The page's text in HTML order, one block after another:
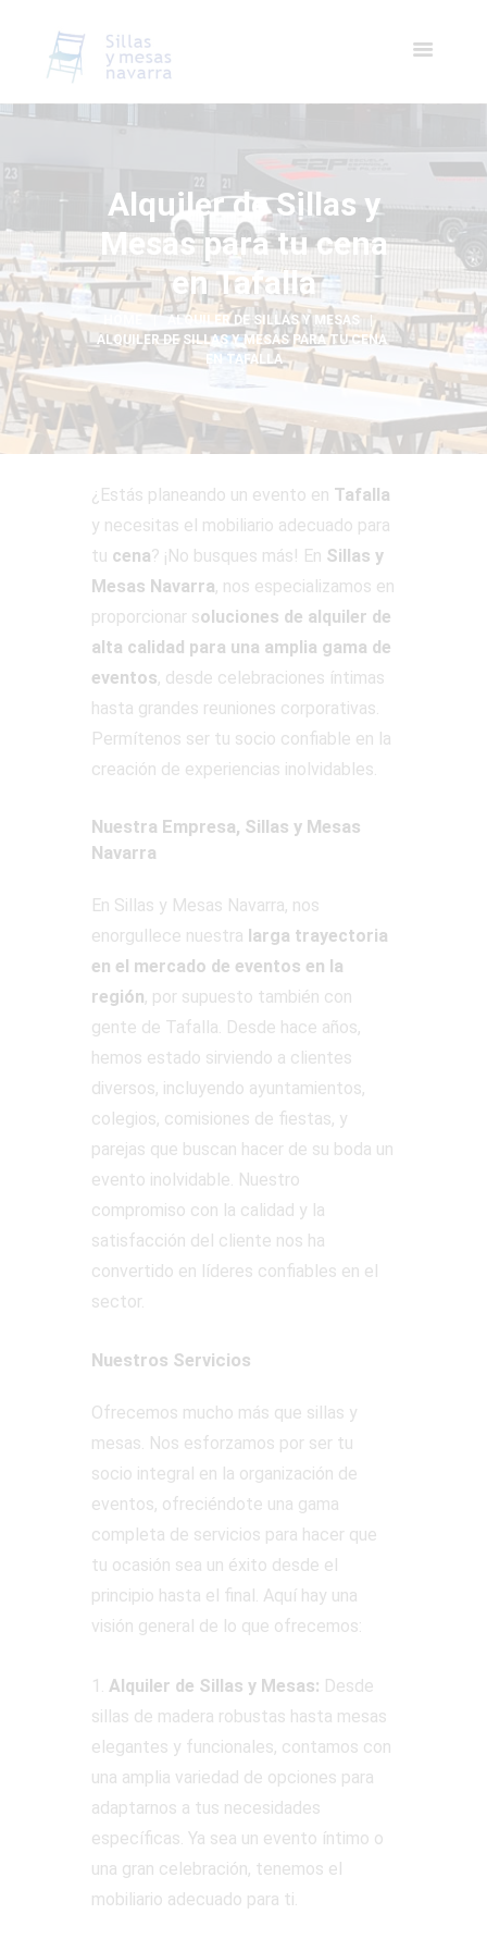
Alquiler de Sillas y
Mesas para tu cena
en Tafalla
ALQUILER DE SILLAS Y MESAS
ALQUILER DE SILLAS Y MESAS PARA TU CENA
EN TAFALLA
¿Estás planeando un evento en Tafalla
y necesitas el mobiliario adecuado para
tu cena? ¡No busques más! En Sillas y
Mesas Navarra, nos especializamos en
proporcionar soluciones de alquiler de
alta calidad para una amplia gama de
eventos, desde celebraciones íntimas
hasta grandes reuniones corporativas.
Permítenos ser tu socio confiable en la
creación de experiencias inolvidables.
Nuestra Empresa, Sillas y Mesas
Navarra
En Sillas y Mesas Navarra, nos
enorgullece nuestra larga trayectoria
en el mercado de eventos en la
región, por supuesto también con
gente de Tafalla. Desde hace años,
hemos estado sirviendo a clientes
diversos, incluyendo ayuntamientos,
colegios, comisiones de fiestas, y
parejas que buscan hacer de su boda un
evento inolvidable. Nuestro
compromiso con la calidad y la
satisfacción del cliente nos ha
convertido en líderes confiables en el
sector.
Nuestros Servicios
Ofrecemos mucho más que sillas y
mesas. Nos esforzamos por ser tu
socio integral en la organización de
eventos, ofreciéndote una gama
completa de servicios para hacer que
tu ocasión sea un éxito desde el
principio hasta el final. Aquí hay una
visión general de lo que ofrecemos:
1. Alquiler de Sillas y Mesas: Desde
sillas de madera robustas hasta mesas
elegantes y funcionales, contamos con
una amplia variedad de opciones para
adaptarnos a tus necesidades
específicas. Ya sea un evento íntimo o
una gran celebración, tenemos el
mobiliario adecuado para ti.